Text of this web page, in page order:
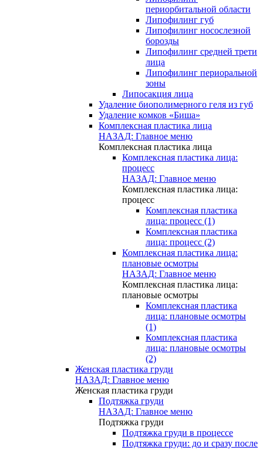
периорбитальной области
Липофилинг губ
Липофилинг носослезной
борозды
Липофилинг средней трети
лица
Липофилинг периоральной
зоны
Липосакция лица
Удаление биополимерного геля из губ
Удаление комков «Биша»
Комплексная пластика лица
НАЗАД: Главное меню
Комплексная пластика лица
Комплексная пластика лица:
процесс
НАЗАД: Главное меню
Комплексная пластика лица:
процесс
Комплексная пластика
лица: процесс (1)
Комплексная пластика
лица: процесс (2)
Комплексная пластика лица:
плановые осмотры
НАЗАД: Главное меню
Комплексная пластика лица:
плановые осмотры
Комплексная пластика
лица: плановые осмотры
(1)
Комплексная пластика
лица: плановые осмотры
(2)
Женская пластика груди
НАЗАД: Главное меню
Женская пластика груди
Подтяжка груди
НАЗАД: Главное меню
Подтяжка груди
Подтяжка груди в процессе
Подтяжка груди: до и сразу после